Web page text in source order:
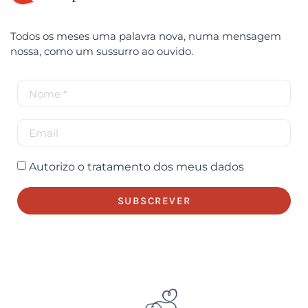
Todos os meses uma palavra nova, numa mensagem
nossa, como um sussurro ao ouvido.
Autorizo o tratamento dos meus dados
SUBSCREVER